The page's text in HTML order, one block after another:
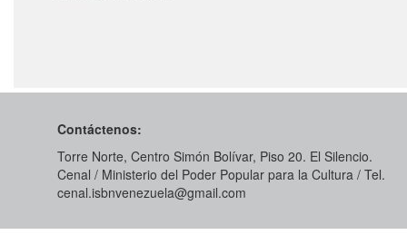
Contáctenos:
Torre Norte, Centro Simón Bolívar, Piso 20. El Silencio.
Cenal / Ministerio del Poder Popular para la Cultura / Tel.
cenal.isbnvenezuela@gmail.com